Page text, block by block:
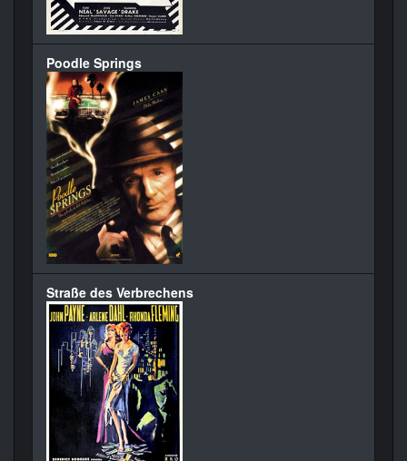
Poodle Springs
Straße des Verbrechens